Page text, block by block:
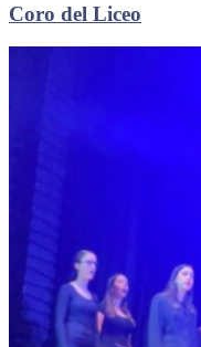
Coro del Liceo